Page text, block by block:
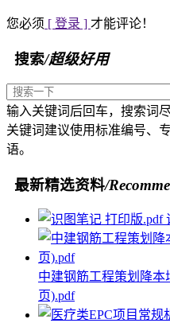
您必须 [ 登录 ] 才能评论！
搜索/超级好用
输入关键词后回车，搜索词
关键词建议使用标准编号、
语。
最新精选资料/
中建钢筋工程策划降本
页).pdf